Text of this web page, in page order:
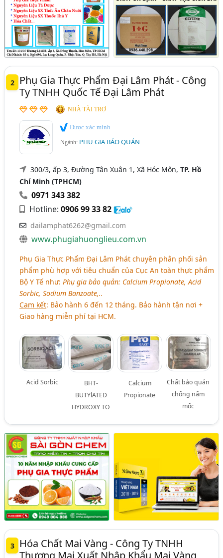
2
Phụ Gia Thực Phẩm Đại Lâm Phát - Công
Ty TNHH Quốc Tế Đại Lâm Phát
NHÀ TÀI TRỢ
Được xác minh
Ngành: PHỤ GIA BẢO QUẢN
300/3, ấp 3, Đường Tân Xuân 1, Xã Hóc Môn,TP. Hồ
Chí Minh (TPHCM)
0971 343 382
Hotline:0906 99 33 82
dailamphat6262@gmail.com
www.phugiahuonglieu.com.vn
Phụ Gia Thực Phẩm Đại Lâm Phát chuyên phân phối sản
phẩm phù hợp với tiêu chuẩn của Cục An toàn thực phẩm
Bộ Y Tế như:Phụ gia bảo quản: Calcium Propionate, Acid
Sorbic, Sodium Banzoate,..
Cam kết: Bảo hành 6 đến 12 tháng. Bảo hành tận nơi +
Giao hàng miễn phí tại HCM.
Acid Sorbic
BHT-
BUTYlATED
HYDROXY TO
Calcium
Propionate
Chất bảo quản
chống nấm
mốc
3
Hóa Chất Mai Vàng - Công Ty TNHH
Thương Mại Xuất Nhập Khẩu Mai Vàng